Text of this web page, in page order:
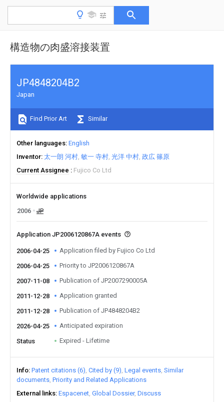
構造物の肉盛溶接装置
JP4848204B2
Japan
Find Prior Art Similar
Other languages English
Inventor 太一朗 河村 敏一 寺村 光洋 中村 政広 篠原
Current Assignee
Fujico Co Ltd
Worldwide applications
2006
JP
Application JP2006120867A events
2006-04-25 Application filed by Fujico Co Ltd
2006-04-25 Priority to JP2006120867A
2007-11-08 Publication of JP2007290005A
2011-12-28 Application granted
2011-12-28 Publication of JP4848204B2
2026-04-25 Anticipated expiration
Status Expired - Lifetime
Info Patent citations (6) Cited by (9) Legal events Similar
documents Priority and Related Applications
External links Espacenet Global Dossier Discuss